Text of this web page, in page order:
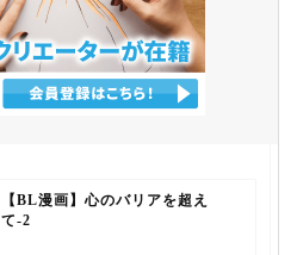
【BL漫画】心のバリアを超え
て-2